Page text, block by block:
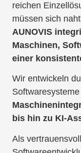
reichen
müssen sich
AUNOVIS
Maschinen,
einer
Wir entwickeln
bis hin zu KI-
Als